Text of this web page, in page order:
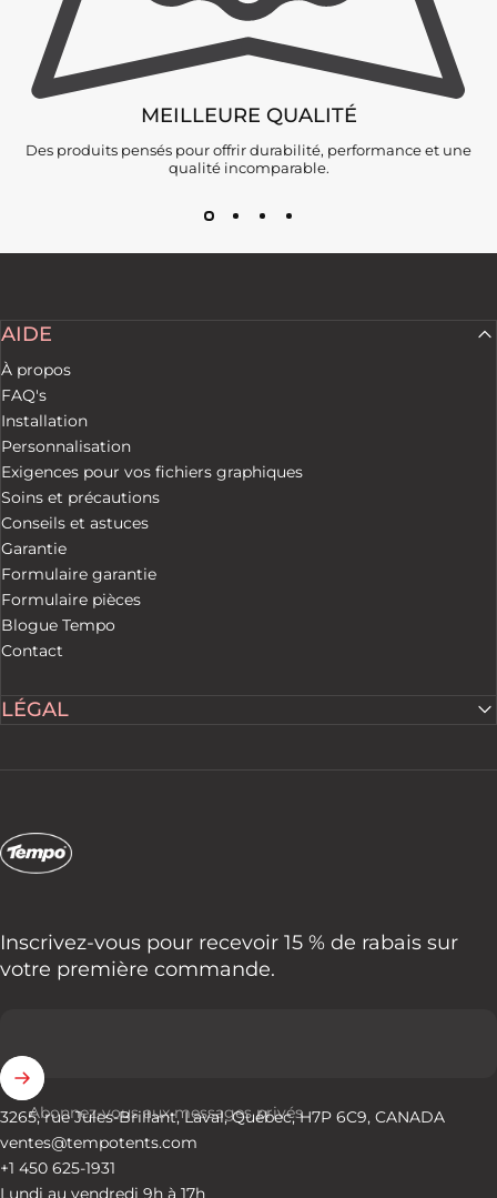
MEILLEURE QUALITÉ
Des produits pensés pour offrir durabilité, performance et une
qualité incomparable.
AIDE
À propos
FAQ's
Installation
Personnalisation
Exigences pour vos fichiers graphiques
Soins et précautions
Conseils et astuces
Garantie
Formulaire garantie
Formulaire pièces
Blogue Tempo
Contact
LÉGAL
Tempo Tents
Inscrivez-vous pour recevoir 15 % de rabais sur
votre première commande.
Abonnez-vous aux messages privés
3265, rue Jules-Brillant, Laval, Québec, H7P 6C9, CANADA
ventes@tempotents.com
+1 450 625-1931
Lundi au vendredi 9h à 17h